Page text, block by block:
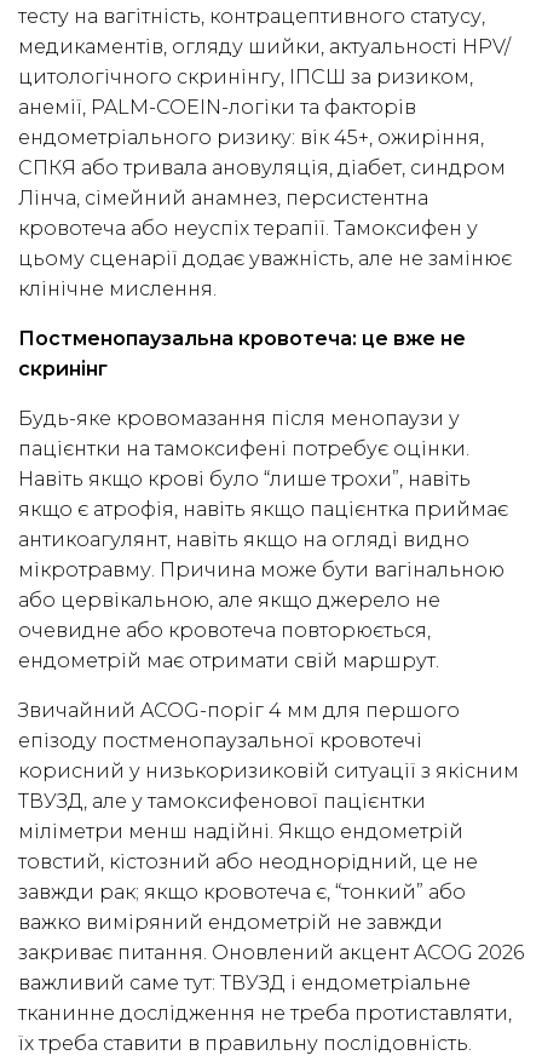
тесту на вагітність, контрацептивного статусу,
медикаментів, огляду шийки, актуальності HPV/
цитологічного скринінгу, ІПСШ за ризиком,
анемії, PALM-COEIN-логіки та факторів
ендометріального ризику: вік 45+, ожиріння,
СПКЯ або тривала ановуляція, діабет, синдром
Лінча, сімейний анамнез, персистентна
кровотеча або неуспіх терапії. Тамоксифен у
цьому сценарії додає уважність, але не замінює
клінічне мислення.
Постменопаузальна кровотеча: це вже не
скринінг
Будь-яке кровомазання після менопаузи у
пацієнтки на тамоксифені потребує оцінки.
Навіть якщо крові було “лише трохи”, навіть
якщо є атрофія, навіть якщо пацієнтка приймає
антикоагулянт, навіть якщо на огляді видно
мікротравму. Причина може бути вагінальною
або цервікальною, але якщо джерело не
очевидне або кровотеча повторюється,
ендометрій має отримати свій маршрут.
Звичайний ACOG-поріг 4 мм для першого
епізоду постменопаузальної кровотечі
корисний у низькоризиковій ситуації з якісним
ТВУЗД, але у тамоксифенової пацієнтки
міліметри менш надійні. Якщо ендометрій
товстий, кістозний або неоднорідний, це не
завжди рак; якщо кровотеча є, “тонкий” або
важко виміряний ендометрій не завжди
закриває питання. Оновлений акцент ACOG 2026
важливий саме тут: ТВУЗД і ендометріальне
тканинне дослідження не треба протиставляти,
їх треба ставити в правильну послідовність.